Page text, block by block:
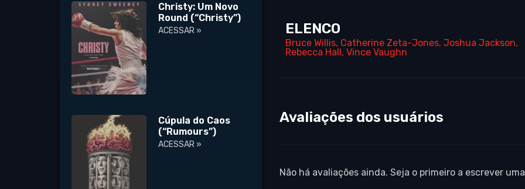
Christy: Um Novo
Round (“Christy”)
ACESSAR »
Cúpula do Caos
(“Rumours”)
ACESSAR »
ELENCO
Bruce Willis, Catherine Zeta-Jones,Joshua Jackson,
Rebecca Hall,Vince Vaughn
Avaliações dos usuários
Não há avaliações ainda. Seja o primeiro a escrever